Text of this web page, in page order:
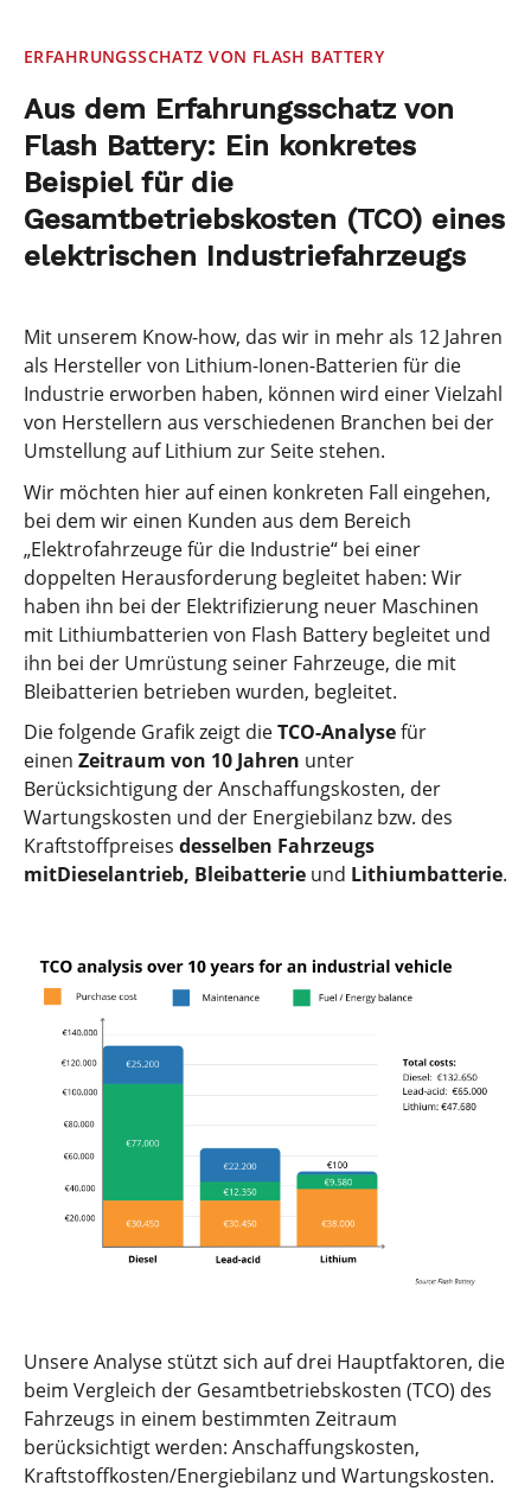
ERFAHRUNGSSCHATZ VON FLASH BATTERY
Aus dem Erfahrungsschatz von
Flash Battery: Ein konkretes
Beispiel für die
Gesamtbetriebskosten (TCO) eines
elektrischen Industriefahrzeugs
Mit unserem Know-how, das wir in mehr als 12 Jahren
als Hersteller von Lithium-Ionen-Batterien für die
Industrie erworben haben, können wird einer Vielzahl
von Herstellern aus verschiedenen Branchen bei der
Umstellung auf Lithium zur Seite stehen.
Wir möchten hier auf einen konkreten Fall eingehen,
bei dem wir einen Kunden aus dem Bereich
„Elektrofahrzeuge für die Industrie“ bei einer
doppelten Herausforderung begleitet haben: Wir
haben ihn bei der Elektrifizierung neuer Maschinen
mit Lithiumbatterien von Flash Battery begleitet und
ihn bei der Umrüstung seiner Fahrzeuge, die mit
Bleibatterien betrieben wurden, begleitet.
Die folgende Grafik zeigt dieTCO-Analysefür
einen Zeitraum von 10 Jahren unter
Berücksichtigung der Anschaffungskosten, der
Wartungskosten und der Energiebilanz bzw. des
Kraftstoffpreises desselben Fahrzeugs
mitDieselantrieb, Bleibatterie und Lithiumbatterie.
Unsere Analyse stützt sich auf drei Hauptfaktoren, die
beim Vergleich der Gesamtbetriebskosten (TCO) des
Fahrzeugs in einem bestimmten Zeitraum
berücksichtigt werden: Anschaffungskosten,
Kraftstoffkosten/Energiebilanz und Wartungskosten.